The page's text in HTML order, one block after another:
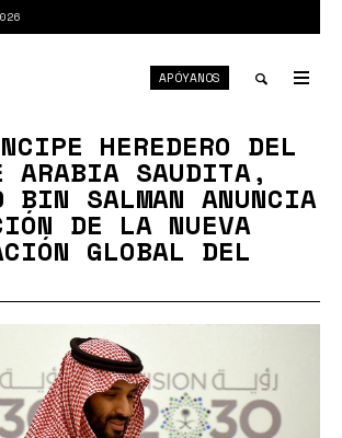
APÓYANOS
HEREDERO DEL
ARABIA SAUDITA,
BIN SALMAN ANUNCIA
DE LA NUEVA
GLOBAL DEL